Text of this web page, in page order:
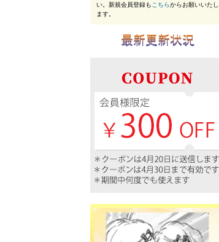
い。新規会員登録もこちらからお願いいたし
ます。